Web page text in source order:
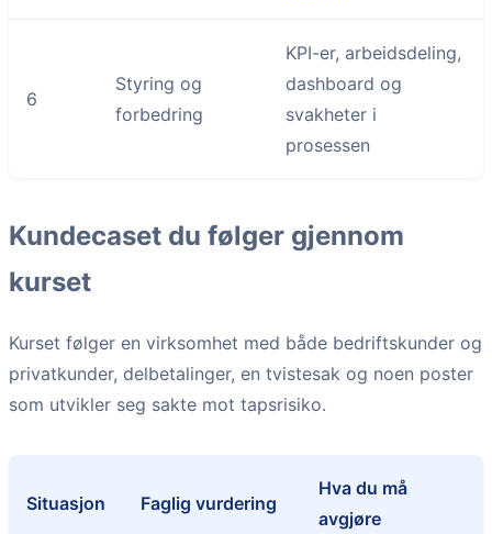
6
Styring og
forbedring
KPI-er, arbeidsdeling,
dashboard og
svakheter i
prosessen
Kundecaset du følger gjennom
kurset
Kurset følger en virksomhet med både bedriftskunder og
privatkunder, delbetalinger, en tvistesak og noen poster
som utvikler seg sakte mot tapsrisiko.
Situasjon Faglig vurdering
Hva du må
avgjøre